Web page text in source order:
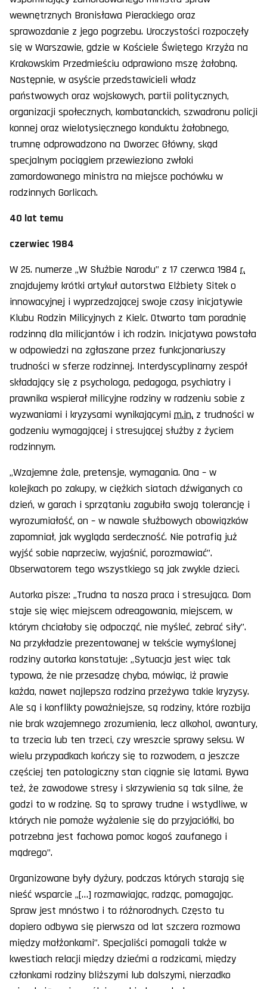
wewnętrznych Bronisława Pierackiego oraz
sprawozdanie z jego pogrzebu. Uroczystości rozpoczęły
się w Warszawie, gdzie w Kościele Świętego Krzyża na
Krakowskim Przedmieściu odprawiono mszę żałobną.
Następnie, w asyście przedstawicieli władz
państwowych oraz wojskowych, partii politycznych,
organizacji społecznych, kombatanckich, szwadronu policji
konnej oraz wielotysięcznego konduktu żałobnego,
trumnę odprowadzono na Dworzec Główny, skąd
specjalnym pociągiem przewieziono zwłoki
zamordowanego ministra na miejsce pochówku w
rodzinnych Gorlicach.
40 lat temu
czerwiec 1984
W 25. numerze „W Służbie Narodu” z 17 czerwca 1984 r.
znajdujemy krótki artykuł autorstwa Elżbiety Sitek o
innowacyjnej i wyprzedzającej swoje czasy inicjatywie
Klubu Rodzin Milicyjnych z Kielc. Otwarto tam poradnię
rodzinną dla milicjantów i ich rodzin. Inicjatywa powstała
w odpowiedzi na zgłaszane przez funkcjonariuszy
trudności w sferze rodzinnej. Interdyscyplinarny zespół
składający się z psychologa, pedagoga, psychiatry i
prawnika wspierał milicyjne rodziny w radzeniu sobie z
wyzwaniami i kryzysami wynikającymi m.in. z trudności w
godzeniu wymagającej i stresującej służby z życiem
rodzinnym.
„Wzajemne żale, pretensje, wymagania. Ona – w
kolejkach po zakupy, w ciężkich siatach dźwiganych co
dzień, w garach i sprzątaniu zagubiła swoją tolerancję i
wyrozumiałość, on – w nawale służbowych obowiązków
zapomniał, jak wygląda serdeczność. Nie potrafią już
wyjść sobie naprzeciw, wyjaśnić, porozmawiać”.
Obserwatorem tego wszystkiego są jak zwykle dzieci.
Autorka pisze: „Trudna ta nasza praca i stresująca. Dom
staje się więc miejscem odreagowania, miejscem, w
którym chciałoby się odpocząć, nie myśleć, zebrać siły”.
Na przykładzie prezentowanej w tekście wymyślonej
rodziny autorka konstatuje: „Sytuacja jest więc tak
typowa, że nie przesadzę chyba, mówiąc, iż prawie
każda, nawet najlepsza rodzina przeżywa takie kryzysy.
Ale są i konflikty poważniejsze, są rodziny, które rozbija
nie brak wzajemnego zrozumienia, lecz alkohol, awantury,
ta trzecia lub ten trzeci, czy wreszcie sprawy seksu. W
wielu przypadkach kończy się to rozwodem, a jeszcze
częściej ten patologiczny stan ciągnie się latami. Bywa
też, że zawodowe stresy i skrzywienia są tak silne, że
godzi to w rodzinę. Są to sprawy trudne i wstydliwe, w
których nie pomoże wyżalenie się do przyjaciółki, bo
potrzebna jest fachowa pomoc kogoś zaufanego i
mądrego”.
Organizowane były dyżury, podczas których starają się
nieść wsparcie „[…] rozmawiając, radząc, pomagając.
Spraw jest mnóstwo i to różnorodnych. Często tu
dopiero odbywa się pierwsza od lat szczera rozmowa
między małżonkami”. Specjaliści pomagali także w
kwestiach relacji między dziećmi a rodzicami, między
członkami rodziny bliższymi lub dalszymi, nierzadko